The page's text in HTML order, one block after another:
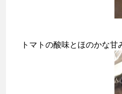
トマトの酸味とほのかな